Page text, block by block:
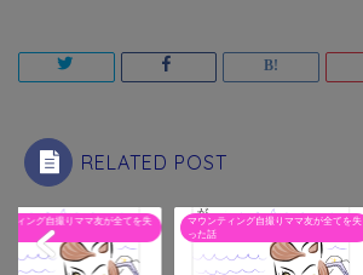
RELATED POST
ティング自撮りママ友が全てを失
マウンティング自撮りママ友が全てを失
った話